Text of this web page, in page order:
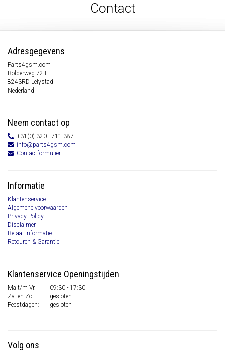
Contact
Adresgegevens
Parts4gsm.com
Bolderweg 72 F
8243RD Lelystad
Nederland
Neem contact op
+31(0) 320 - 711 387
info@parts4gsm.com
Contactformulier
Informatie
Klantenservice
Algemene voorwaarden
Privacy Policy
Disclaimer
Betaal informatie
Retouren & Garantie
Klantenservice Openingstijden
Ma t/m Vr.
09:30 - 17:30
Za. en Zo.
gesloten
Feestdagen:
gesloten
Volg ons